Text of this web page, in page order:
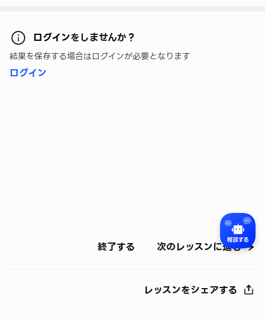
ログインをしませんか？
結果を保存する場合はログインが必要となります
ログイン
終了する 次のレッスンに進む
レッスンをシェアする